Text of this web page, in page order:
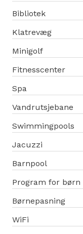
Bibliotek
Klatrevæg
Minigolf
Fitnesscenter
Spa
Vandrutsjebane
Swimmingpools
Jacuzzi
Barnpool
Program for børn
Børnepasning
WiFi